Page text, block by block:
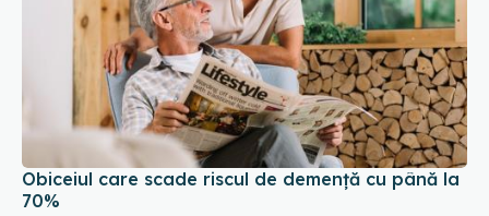
Obiceiul care scade riscul de demență cu până la
70%